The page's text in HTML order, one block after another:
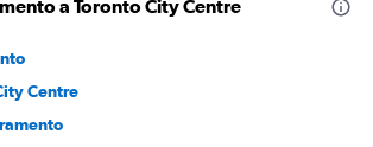
a Toronto City Centre
Centre